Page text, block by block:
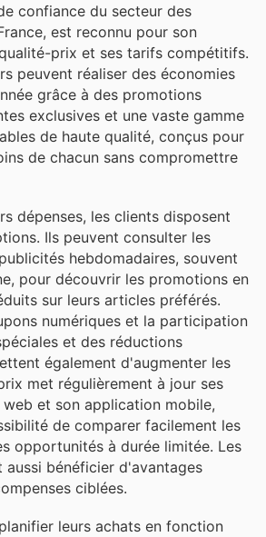
confiance du secteur des
est reconnu pour son
prix et ses tarifs compétitifs.
peuvent réaliser des économies
grâce à des promotions
exclusives et une vaste gamme
de haute qualité, conçus pour
de chacun sans compromettre
dépenses, les clients disposent
Ils peuvent consulter les
hebdomadaires, souvent
pour découvrir les promotions en
sur leurs articles préférés.
numériques et la participation
et des réductions
également d'augmenter les
met régulièrement à jour ses
et son application mobile,
de comparer facilement les
opportunités à durée limitée. Les
aussi bénéficier d'avantages
ciblées.
leurs achats en fonction